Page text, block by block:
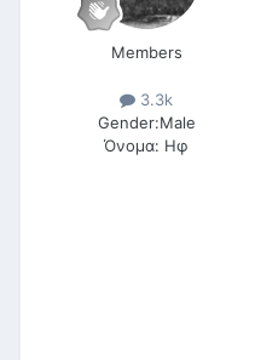
Members
3.3k
Gender:Male
Όνομα: Ηφ